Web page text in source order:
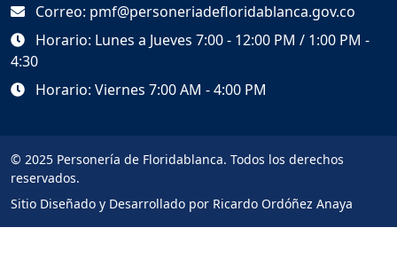
Correo: pmf@personeriadefloridablanca.gov.co
Horario: Lunes a Jueves 7:00 - 12:00 PM / 1:00 PM -
4:30
Horario: Viernes 7:00 AM - 4:00 PM
© 2025 Personería de Floridablanca. Todos los derechos
reservados.
Sitio Diseñado y Desarrollado por Ricardo Ordóñez Anaya